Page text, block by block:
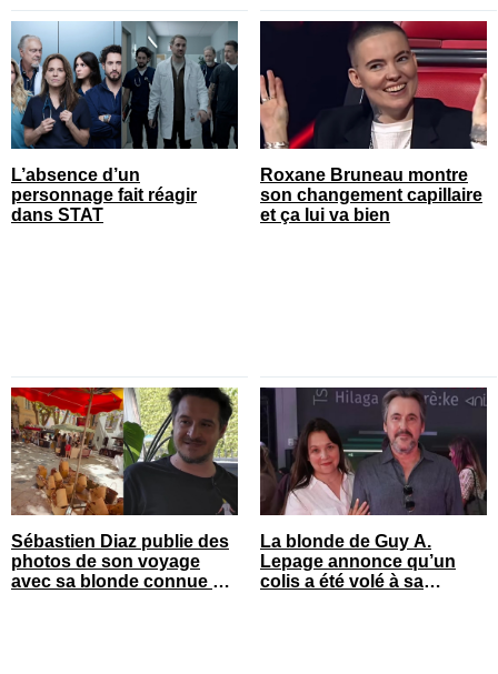
L’absence d’un
personnage fait réagir
dans STAT
Roxane Bruneau montre
son changement capillaire
et ça lui va bien
Sébastien Diaz publie des
photos de son voyage
avec sa blonde connue en
La blonde de Guy A.
Lepage annonce qu’un
colis a été volé à sa